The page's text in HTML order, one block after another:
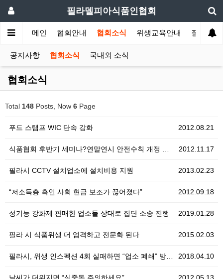
필라델피아식품인협회
메인 협회안내 협회소식 위생교육안내 질의답변
공지사항 협회소식 국내외 소식
협회소식
Total 148 Posts, Now 6 Page
2012.08.21
푸드 스탬프 WIC 단속 강화
2012.11.17
식품협회 후반기 세미나?연말연시 안전수칙 개정 위생법규…
2013.02.23
필라시 CCTV 설치업소에 설치비용 지원
2012.09.18
“저소득층 흑인 사회 현금 보조가 끊어졌다”
2019.01.28
성기능 강화제 판매한 업소들 상대로 집단 소송 진행
2015.02.03
필라 시 식품위생 더 엄격하고 전문화 된다
2018.04.10
필라시, 위생 인스펙션 4회 실패하면 “업소 폐쇄” 방…